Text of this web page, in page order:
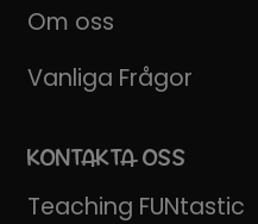
Om oss
Vanliga Frågor
KONTAKTA OSS
Teaching FUNtastic